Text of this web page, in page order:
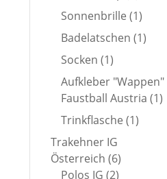
Sonnenbrille 11
Badelatschen 11
Socken 11
Produkt
Aufkleber "Wappen"
Faustball Austria 11
Trinkflasche 11
Trakehner IG
Österreich 66
Produkte
Polos IG 22